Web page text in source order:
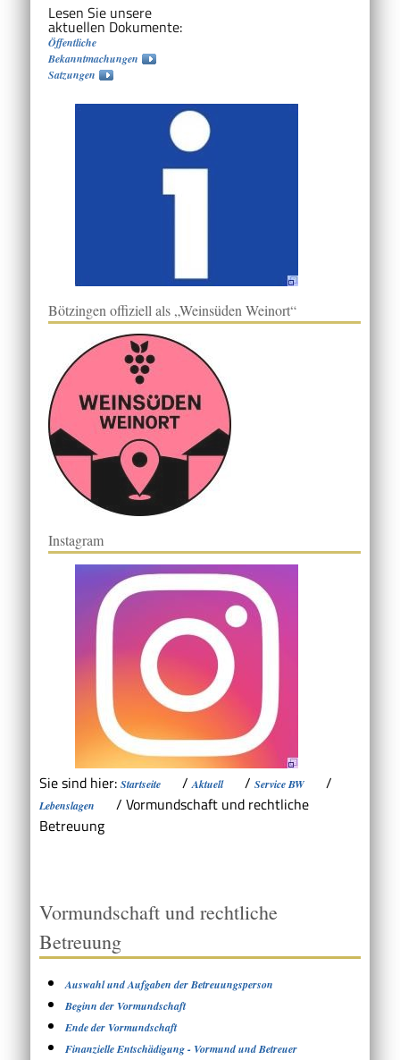
Lesen Sie unsere
aktuellen Dokumente:
Öffentliche
Bekanntmachungen
Satzungen
Bötzingen offiziell als „Weinsüden Weinort“
Instagram
Sie sind hier: Startseite /Aktuell / Service BW /
Lebenslagen / Vormundschaft und rechtliche
Betreuung
Vormundschaft und rechtliche
Betreuung
Auswahl und Aufgaben der Betreuungsperson
Beginn der Vormundschaft
Ende der Vormundschaft
Finanzielle Entschädigung - Vormund und Betreuer